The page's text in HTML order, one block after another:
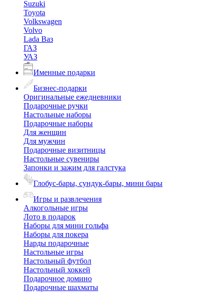
Suzuki
Toyota
Volkswagen
Volvo
Lada Ваз
ГАЗ
УАЗ
Именные подарки
Бизнес-подарки
Оригинальные ежедневники
Подарочные ручки
Настольные наборы
Подарочные наборы
Для женщин
Для мужчин
Подарочные визитницы
Настольные сувениры
Запонки и зажим для галстука
Глобус-бары, сундук-бары, мини бары
Игры и развлечения
Алкогольные игры
Лото в подарок
Наборы для мини гольфа
Наборы для покера
Нарды подарочные
Настольные игры
Настольный футбол
Настольный хоккей
Подарочное домино
Подарочные шахматы